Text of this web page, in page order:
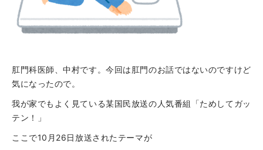
肛門科医師、中村です。今回は肛門のお話ではないのですけど
気になったので。
我が家でもよく見ている某国民放送の人気番組「ためしてガッ
テン！」
ここで10月26日放送されたテーマが